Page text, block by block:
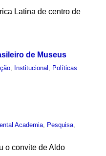
Latina de centro de
de Museus
, Institucional , Políticas
Academia Pesquisa
o convite de Aldo